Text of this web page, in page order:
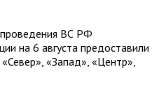
ВС РФ
на 6 августа предоставили
«Запад», «Центр»,